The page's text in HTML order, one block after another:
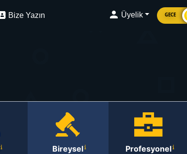
Bize Yazın Üyelik GECE
Bireysel Profesyonel